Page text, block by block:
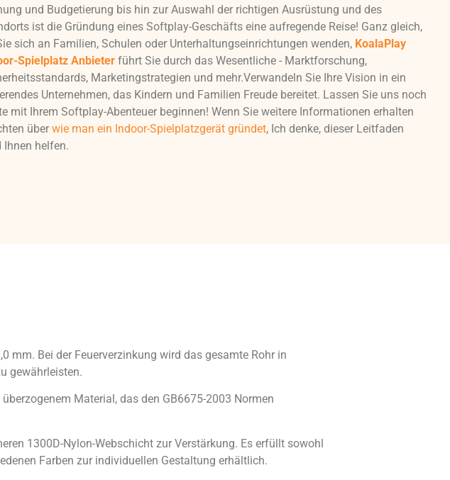
und Budgetierung bis hin zur Auswahl der richtigen Ausrüstung und des
ist die Gründung eines Softplay-Geschäfts eine aufregende Reise! Ganz gleich,
sich an Familien, Schulen oder Unterhaltungseinrichtungen wenden, KoalaPlay
Spielplatz Anbieter führt Sie durch das Wesentliche - Marktforschung,
Marketingstrategien und mehr.Verwandeln Sie Ihre Vision in ein
Unternehmen, das Kindern und Familien Freude bereitet. Lassen Sie uns noch
mit Ihrem Softplay-Abenteuer beginnen! Wenn Sie weitere Informationen erhalten
über wie man ein Indoor-Spielplatzgerät gründet, Ich denke, dieser Leitfaden
Ihnen helfen.
mm. Bei der Feuerverzinkung wird das gesamte Rohr in
gewährleisten.
Material, das den GB6675-2003 Normen
1300D-Nylon-Webschicht zur Verstärkung. Es erfüllt sowohl
Farben zur individuellen Gestaltung erhältlich.